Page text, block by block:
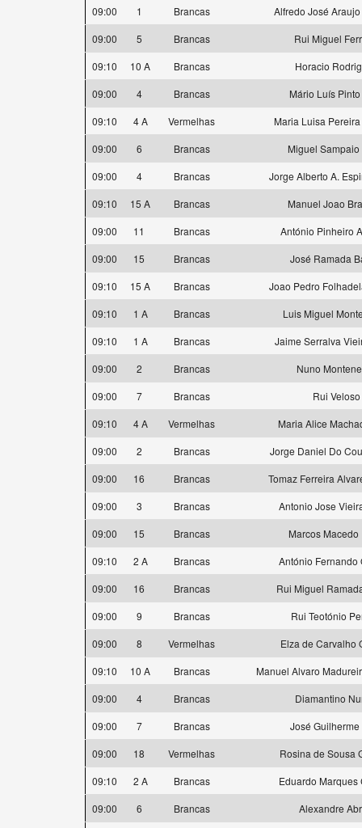
09:00
1 Brancas
Alfredo José
09:00
5 Brancas
Rui Miguel
09:10
10 A Brancas
Horacio
09:00
4 Brancas
Mário Luís
09:10
4 A Vermelhas
Maria Luisa
09:00
6 Brancas
Miguel
09:00
4 Brancas
Jorge Alberto A.
09:10
15 A Brancas
Manuel Joao
09:00
11 Brancas
António Pinheiro
09:00
15 Brancas
José Ramada
09:10
15 A Brancas
Joao Pedro
09:10
1 A Brancas
Luis Miguel
09:10
1 A Brancas
Jaime Serralva
09:00
2 Brancas
Nuno
09:00
7 Brancas
Rui Veloso
09:10
4 A Vermelhas
Maria Alice
09:00
2 Brancas
Jorge Daniel Do
09:00
16 Brancas
Tomaz Ferreira
09:00
3 Brancas
Antonio Jose
09:00
15 Brancas
Marcos Macedo
09:10
2 A Brancas
António Fernando
09:00
16 Brancas
Rui Miguel
09:00
9 Brancas
Rui Teotónio
09:00
8 Vermelhas
Elza de Carvalho
09:10
10 A Brancas
Manuel Alvaro
09:00
4 Brancas
Diamantino
09:00
7 Brancas
José
09:00
18 Vermelhas
Rosina de Sousa
09:10
2 A Brancas
Eduardo Marques
09:00
6 Brancas Alexandre